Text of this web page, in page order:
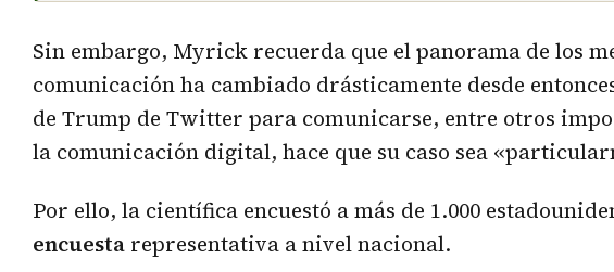
Sin embargo, Myrick recuerda que el panorama de los
comunicación ha cambiado drásticamente desde
de Trump de Twitter para comunicarse, entre otros
la comunicación digital, hace que su caso sea
Por ello, la científica encuestó a más de 1.000
encuesta representativa a nivel nacional.